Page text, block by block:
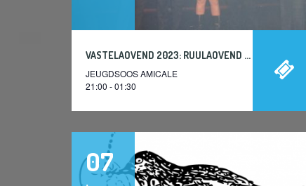
VASTELAOVEND 2023: RUULAOVEND @SOOS
JEUGDSOOS AMICALE
21:00 - 01:30
07